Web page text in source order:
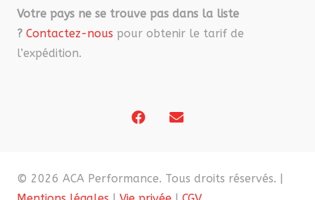
Votre pays ne se trouve pas dans la liste
? Contactez-nous pour obtenir le tarif de
l’expédition.
© 2026 ACA Performance. Tous droits réservés. |